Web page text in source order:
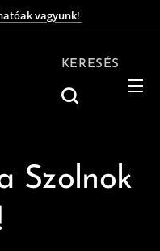
vagyunk!
KERESÉS
Szolnok